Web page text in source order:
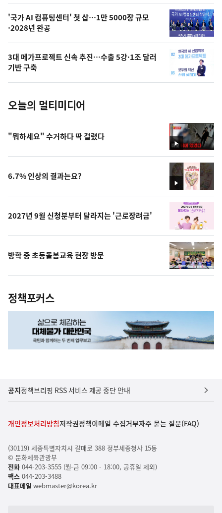
오
의
사
진
'국가 AI 컴퓨팅센터' 첫 삽…1만 5000장 규모
·2028년 완공
3대 메가프로젝트 신속 추진…수출 5강·1조 달러
기반 구축
오늘의 멀티미디어
영
상
"뭐하세요" 수거하다 딱 걸렸다
영
상
6.7% 인상의 결과는요?
2027년 9월 신청분부터 달라지는 '근로장려금'
방학 중 초등돌봄교육 현장 방문
정책포커스
공지정책브리핑 RSS 서비스 제공 중단 안내
개인정보처리방침저작권정책이메일 수집거부자주 묻는 질문(FAQ)
(30119) 세종특별자치시 갈매로 388 정부세종청사 15동
© 문화체육관광부
전화044-203-3555 (월-금 09:00 - 18:00, 공휴일 제외)
팩스044-203-3488
대표메일 webmaster@korea.kr